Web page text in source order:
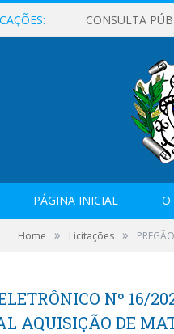
CONSULTA
PÁGINA INICIAL O
Home » Licitações »
Nº 16/
AQUISIÇÃO DE